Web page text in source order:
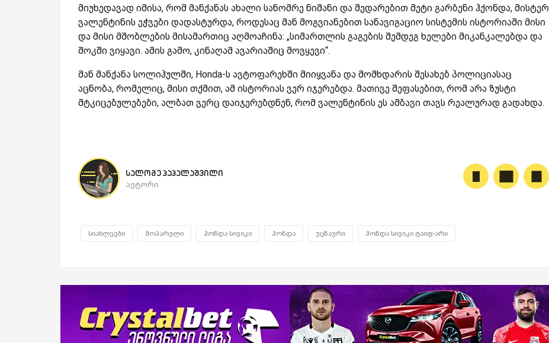
მიუხედავად იმისა, რომ მანქანას ახალი სანომრე ნიშანი და შედარებით მეტი გარბენი ჰქონდა, მისტერ
ვალენტინის ეჭვები დადასტურდა, როდესაც მან მოგვიანებით სანავიგაციო სისტემის ისტორიაში მისი
და მისი მშობლების მისამართიც აღმოაჩინა: „სიმართლის გაგების შემდეგ ხელები მიკანკალებდა და
შოკში ვიყავი. ამის გამო, კინაღამ ავარიაშიც მოვყევი“.
მან მანქანა სოლიჰულში, Honda-ს ავტოფარეხში მიიყვანა და მომხდარის შესახებ პოლიციასაც
აცნობა, რომელიც, მისი თქმით, ამ ისტორიას ვერ იჯერებდა. მათივე შეფასებით, რომ არა ზუსტი
მტკიცებულებები, ალბათ ვერც დაიჯერებდნენ, რომ ვალენტინის ეს ამბავი თავს რეალურად გადახდა.
სალომე პაპალაშვილი
ავტორი
სიახლეები მოპარული ჰონდა სივიკი ჰონდა უცნაური ჰონდა სივიკი ტაიფ-არი